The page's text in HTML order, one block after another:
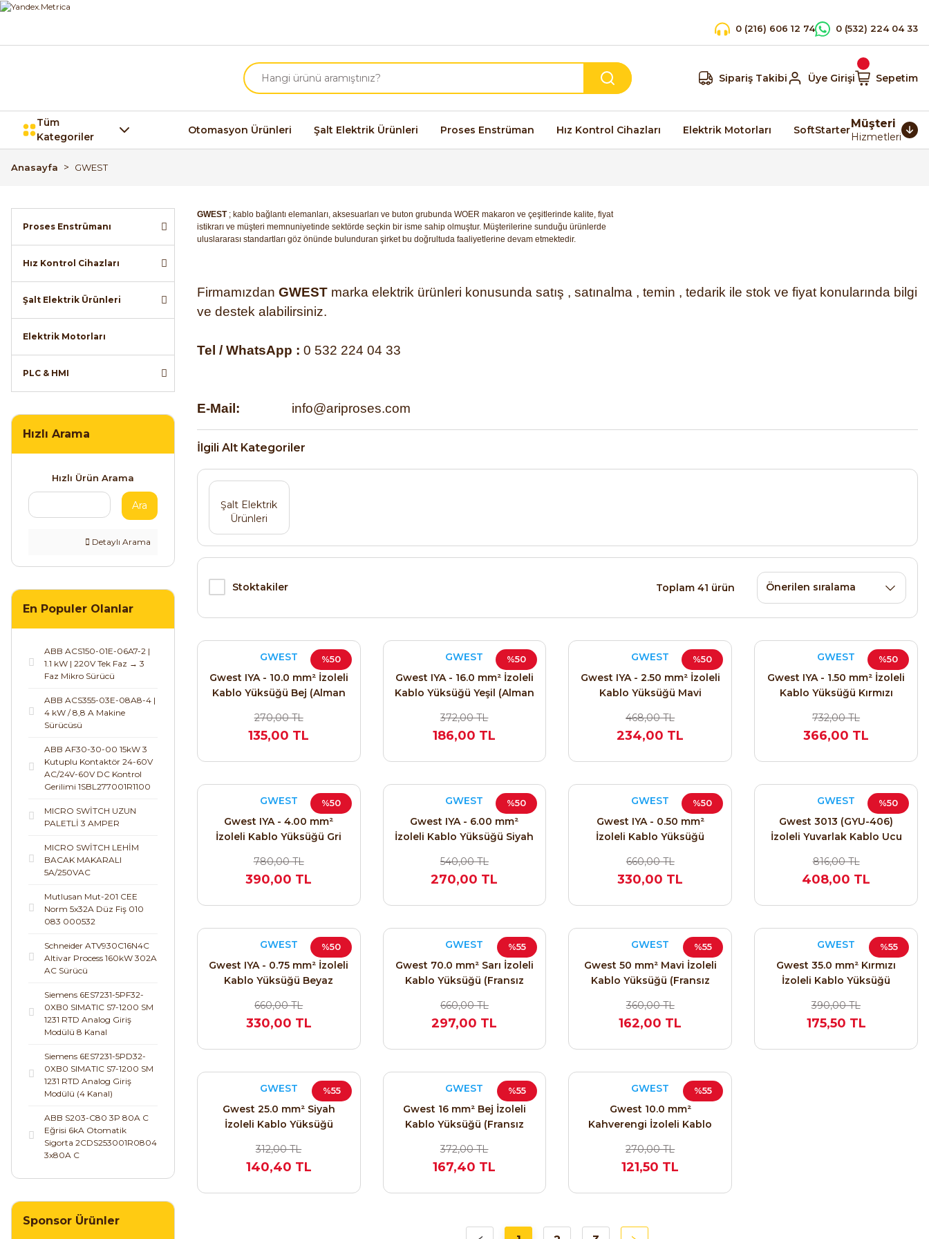
0 (216) 606 12 74 0 (532) 224 04 33
Sipariş Takibi Üye Girişi Sepetim
Tüm
Kategoriler
Otomasyon Ürünleri Şalt Elektrik Ürünleri Proses Enstrüman Hız Kontrol Cihazları Elektrik Motorları SoftStarterMüşteri
Hizmetleri
Anasayfa GWEST
Proses Enstrümanı
Hız Kontrol Cihazları
Şalt Elektrik Ürünleri
Elektrik Motorları
PLC & HMI
Hızlı Arama
Hızlı Ürün Arama
Ara
Detaylı Arama
En Populer Olanlar
ABB ACS150-01E-06A7-2 |
1.1 kW | 220V Tek Faz → 3
Faz Mikro Sürücü
ABB ACS355-03E-08A8-4 |
4 kW / 8,8 A Makine
Sürücüsü
ABB AF30-30-00 15kW 3
Kutuplu Kontaktör 24-60V
AC/24V-60V DC Kontrol
Gerilimi 1SBL277001R1100
MICRO SWİTCH UZUN
PALETLİ 3 AMPER
MICRO SWİTCH LEHİM
BACAK MAKARALI
5A/250VAC
Mutlusan Mut-201 CEE
Norm 5x32A Düz Fiş 010
083 000532
Schneider ATV930C16N4C
Altivar Process 160kW 302A
AC Sürücü
Siemens 6ES7231-5PF32-
0XB0 SIMATIC S7-1200 SM
1231 RTD Analog Giriş
Modülü 8 Kanal
Siemens 6ES7231-5PD32-
0XB0 SIMATIC S7-1200 SM
1231 RTD Analog Giriş
Modülü (4 Kanal)
ABB S203-C80 3P 80A C
Eğrisi 6kA Otomatik
Sigorta 2CDS253001R0804
3x80A C
Sponsor Ürünler
GWEST; kablo bağlantı elemanları, aksesuarları ve buton grubunda WOER makaron ve çeşitlerinde kalite, fiyat
istikrarı ve müşteri memnuniyetinde sektörde seçkin bir isme sahip olmuştur. Müşterilerine sunduğu ürünlerde
uluslararası standartları göz önünde bulunduran şirket bu doğrultuda faaliyetlerine devam etmektedir.
Firmamızdan GWEST marka elektrik ürünleri konusunda satış , satınalma , temin , tedarik ile stok ve fiyat konularında bilgi
ve destek alabilirsiniz.
Tel / WhatsApp : 0 532 224 04 33
E-Mail: info@ariproses.com
İlgili Alt Kategoriler
Şalt Elektrik
Ürünleri
Stoktakiler Toplam 41 ürün
%50
GWEST
Gwest IYA - 10.0 mm² İzoleli
Kablo Yüksüğü Bej (Alman
270,00 TL
135,00 TL
%50
GWEST
Gwest IYA - 16.0 mm² İzoleli
Kablo Yüksüğü Yeşil (Alman
372,00 TL
186,00 TL
%50
GWEST
Gwest IYA - 2.50 mm² İzoleli
Kablo Yüksüğü Mavi
468,00 TL
234,00 TL
%50
GWEST
Gwest IYA - 1.50 mm² İzoleli
Kablo Yüksüğü Kırmızı
732,00 TL
366,00 TL
%50
GWEST
Gwest IYA - 4.00 mm²
İzoleli Kablo Yüksüğü Gri
780,00 TL
390,00 TL
%50
GWEST
Gwest IYA - 6.00 mm²
İzoleli Kablo Yüksüğü Siyah
540,00 TL
270,00 TL
%50
GWEST
Gwest IYA - 0.50 mm²
İzoleli Kablo Yüksüğü
2104
660,00 TL
330,00 TL
%50
GWEST
Gwest 3013 (GYU-406)
İzoleli Yuvarlak Kablo Ucu
816,00 TL
408,00 TL
%50
GWEST
Gwest IYA - 0.75 mm² İzoleli
Kablo Yüksüğü Beyaz
660,00 TL
330,00 TL
%55
GWEST
Gwest 70.0 mm² Sarı İzoleli
Kablo Yüksüğü (Fransız
660,00 TL
297,00 TL
%55
GWEST
Gwest 50 mm² Mavi İzoleli
Kablo Yüksüğü (Fransız
360,00 TL
162,00 TL
%55
GWEST
Gwest 35.0 mm² Kırmızı
İzoleli Kablo Yüksüğü
2013 (50 Adet)
390,00 TL
175,50 TL
%55
GWEST
Gwest 25.0 mm² Siyah
İzoleli Kablo Yüksüğü
2012 (50 Adet)
312,00 TL
140,40 TL
%55
GWEST
Gwest 16 mm² Bej İzoleli
Kablo Yüksüğü (Fransız
Adet)
372,00 TL
167,40 TL
%55
GWEST
Gwest 10.0 mm²
Kahverengi İzoleli Kablo
IYF - 10.0 / 2010 (100 Adet)
270,00 TL
121,50 TL